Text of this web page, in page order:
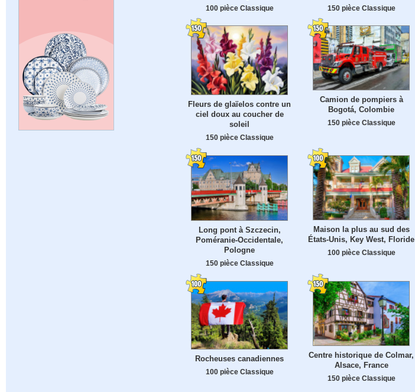
100 pièce Classique 150 pièce Classique
Fleurs de glaïelos contre un
ciel doux au coucher de
soleil
150 pièce Classique
Camion de pompiers à
Bogotá, Colombie
150 pièce Classique
Long pont à Szczecin,
Poméranie-Occidentale,
Pologne
150 pièce Classique
Maison la plus au sud des
États-Unis, Key West, Floride
100 pièce Classique
Rocheuses canadiennes
100 pièce Classique
Centre historique de Colmar,
Alsace, France
150 pièce Classique